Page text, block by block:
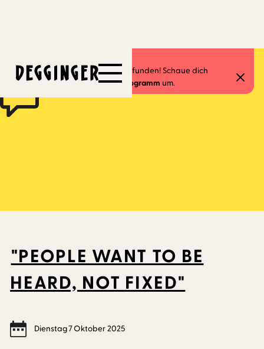
Dieses Event hat schon stattgefunden! Schaue dich
gerne in unseremaktuellen Programm um.
7.10.2025
"PEOPLE WANT TO BE
HEARD, NOT FIXED"
Dienstag7Oktober2025